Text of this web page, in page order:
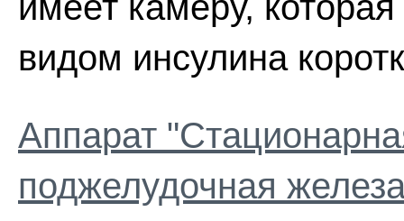
видом инсулина
Аппарат
поджелудочная